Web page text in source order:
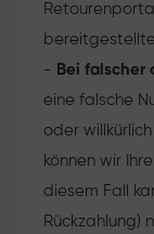
- Bei falscher
eine falsche
oder
können wir
diesem Fall
Rückzahlung)